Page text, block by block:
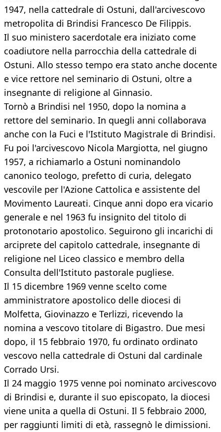
1947, nella cattedrale di Ostuni, dall'arcivescovo
metropolita di Brindisi Francesco De Filippis.
Il suo ministero sacerdotale era iniziato come
coadiutore nella parrocchia della cattedrale di
Ostuni. Allo stesso tempo era stato anche docente
e vice rettore nel seminario di Ostuni, oltre a
insegnante di religione al Ginnasio.
Tornò a Brindisi nel 1950, dopo la nomina a
rettore del seminario. In quegli anni collaborava
anche con la Fuci e l'Istituto Magistrale di Brindisi.
Fu poi l'arcivescovo Nicola Margiotta, nel giugno
1957, a richiamarlo a Ostuni nominandolo
canonico teologo, prefetto di curia, delegato
vescovile per l'Azione Cattolica e assistente del
Movimento Laureati. Cinque anni dopo era vicario
generale e nel 1963 fu insignito del titolo di
protonotario apostolico. Seguirono gli incarichi di
arciprete del capitolo cattedrale, insegnante di
religione nel Liceo classico e membro della
Consulta dell'Istituto pastorale pugliese.
Il 15 dicembre 1969 venne scelto come
amministratore apostolico delle diocesi di
Molfetta, Giovinazzo e Terlizzi, ricevendo la
nomina a vescovo titolare di Bigastro. Due mesi
dopo, il 15 febbraio 1970, fu ordinato ordinato
vescovo nella cattedrale di Ostuni dal cardinale
Corrado Ursi.
Il 24 maggio 1975 venne poi nominato arcivescovo
di Brindisi e, durante il suo episcopato, la diocesi
viene unita a quella di Ostuni. Il 5 febbraio 2000,
per raggiunti limiti di età, rassegnò le dimissioni.